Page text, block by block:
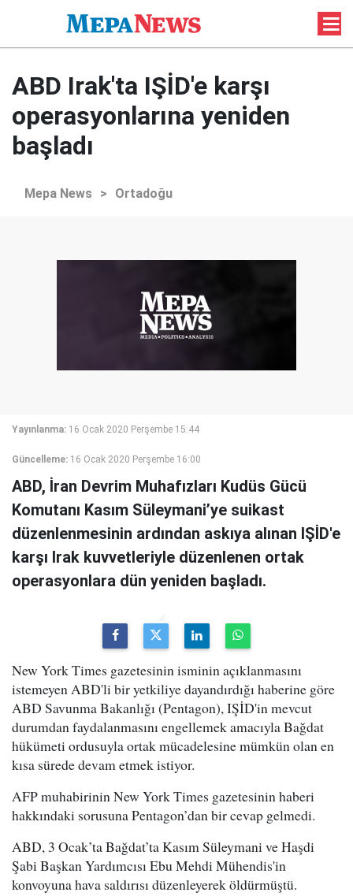
ABD Irak'ta IŞİD'e karşı
operasyonlarına yeniden
başladı
Mepa News > Ortadoğu
Yayınlanma: 16 Ocak 2020 Perşembe 15:44
Güncelleme: 16 Ocak 2020 Perşembe 16:00
ABD, İran Devrim Muhafızları Kudüs Gücü
Komutanı Kasım Süleymani’ye suikast
düzenlenmesinin ardından askıya alınan IŞİD'e
karşı Irak kuvvetleriyle düzenlenen ortak
operasyonlara dün yeniden başladı.
New York Times gazetesinin isminin açıklanmasını
istemeyen ABD'li bir yetkiliye dayandırdığı haberine göre
ABD Savunma Bakanlığı (Pentagon), IŞİD'in mevcut
durumdan faydalanmasını engellemek amacıyla Bağdat
hükümeti ordusuyla ortak mücadelesine mümkün olan en
kısa sürede devam etmek istiyor.
AFP muhabirinin New York Times gazetesinin haberi
hakkındaki sorusuna Pentagon’dan bir cevap gelmedi.
ABD, 3 Ocak’ta Bağdat’ta Kasım Süleymani ve Haşdi
Şabi Başkan Yardımcısı Ebu Mehdi Mühendis'in
konvoyuna hava saldırısı düzenleyerek öldürmüştü.